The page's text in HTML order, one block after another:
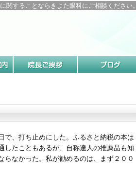
関することならきよた眼科にご相談ください。
で、打ち止めにした。ふるさと納税の本は
したこともあるが、自称達人の推薦品も知
らなかった。私が勧めるのは、まず２００